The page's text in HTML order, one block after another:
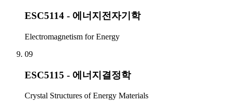
ESC5114 - 에너지전자기학
Electromagnetism for Energy
09
ESC5115 - 에너지결정학
Crystal Structures of Energy Materials